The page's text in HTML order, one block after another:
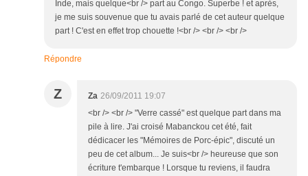
Inde, mais quelque<br /> part au Congo. Superbe ! et après,
je me suis souvenue que tu avais parlé de cet auteur quelque
part ! C'est en effet trop chouette !<br /> <br /> <br />
Répondre
Z Za 26/09/2011 19:07
<br /> <br /> "Verre cassé" est quelque part dans ma
pile à lire. J'ai croisé Mabanckou cet été, fait
dédicacer les "Mémoires de Porc-épic", discuté un
peu de cet album... Je suis<br /> heureuse que son
écriture t'embarque ! Lorsque tu reviens, il faudra